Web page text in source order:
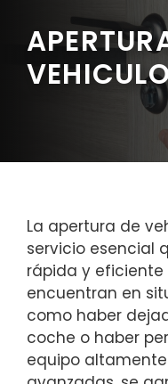
La apertura de
servicio esencial
rápida y eficiente
encuentran en
como haber
coche o haber
equipo